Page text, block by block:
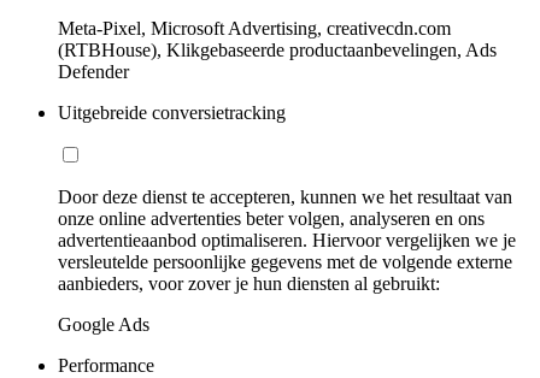
Meta-Pixel, Microsoft Advertising, creativecdn.com
(RTBHouse), Klikgebaseerde productaanbevelingen, Ads
Defender
Uitgebreide conversietracking
Door deze dienst te accepteren, kunnen we het resultaat van
onze online advertenties beter volgen, analyseren en ons
advertentieaanbod optimaliseren. Hiervoor vergelijken we je
versleutelde persoonlijke gegevens met de volgende externe
aanbieders, voor zover je hun diensten al gebruikt:
Google Ads
Performance